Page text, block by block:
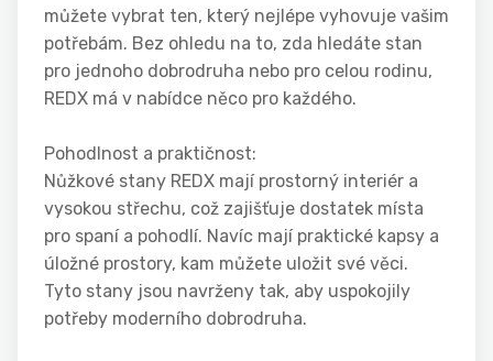
můžete vybrat ten, který nejlépe vyhovuje vašim
potřebám. Bez ohledu na to, zda hledáte stan
pro jednoho dobrodruha nebo pro celou rodinu,
REDX má v nabídce něco pro každého.
Pohodlnost a praktičnost:
Nůžkové stany REDX mají prostorný interiér a
vysokou střechu, což zajišťuje dostatek místa
pro spaní a pohodlí. Navíc mají praktické kapsy a
úložné prostory, kam můžete uložit své věci.
Tyto stany jsou navrženy tak, aby uspokojily
potřeby moderního dobrodruha.